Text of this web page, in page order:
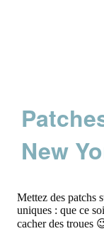
New
Mettez des patchs
uniques : que ce
cacher des troues